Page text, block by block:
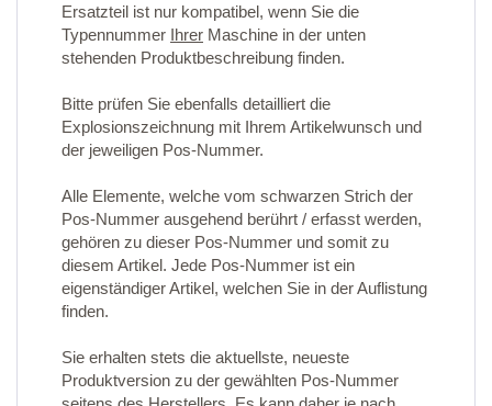
Ersatzteil ist nur kompatibel, wenn Sie die
Typennummer Ihrer Maschine in der unten
stehenden Produktbeschreibung finden.
Bitte prüfen Sie ebenfalls detailliert die
Explosionszeichnung mit Ihrem Artikelwunsch und
der jeweiligen Pos-Nummer.
Alle Elemente, welche vom schwarzen Strich der
Pos-Nummer ausgehend berührt / erfasst werden,
gehören zu dieser Pos-Nummer und somit zu
diesem Artikel. Jede Pos-Nummer ist ein
eigenständiger Artikel, welchen Sie in der Auflistung
finden.
Sie erhalten stets die aktuellste, neueste
Produktversion zu der gewählten Pos-Nummer